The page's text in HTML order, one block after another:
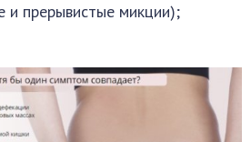
и прерывистые микции);